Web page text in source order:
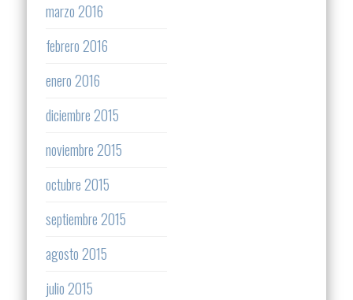
marzo 2016
febrero 2016
enero 2016
diciembre 2015
noviembre 2015
octubre 2015
septiembre 2015
agosto 2015
julio 2015